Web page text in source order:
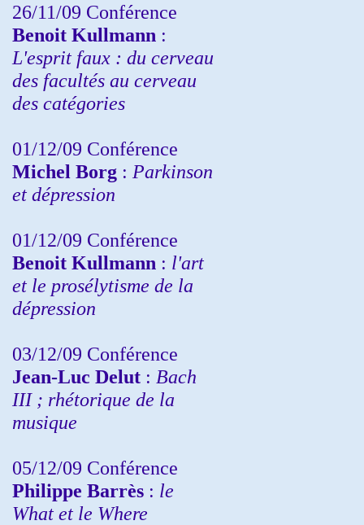
26/11/09 Conférence
Benoit Kullmann :
L'esprit faux : du cerveau
des facultés au cerveau
des catégories
01/12/09 Conférence
Michel Borg : Parkinson
et dépression
01/12/09 Conférence
Benoit Kullmann : l'art
et le prosélytisme de la
dépression
03/12/09 Conférence
Jean-Luc Delut : Bach
III ; rhétorique de la
musique
05/12/09 Conférence
Philippe Barrès : le
What et le Where